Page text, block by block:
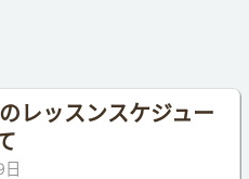
レッスンスケジュー